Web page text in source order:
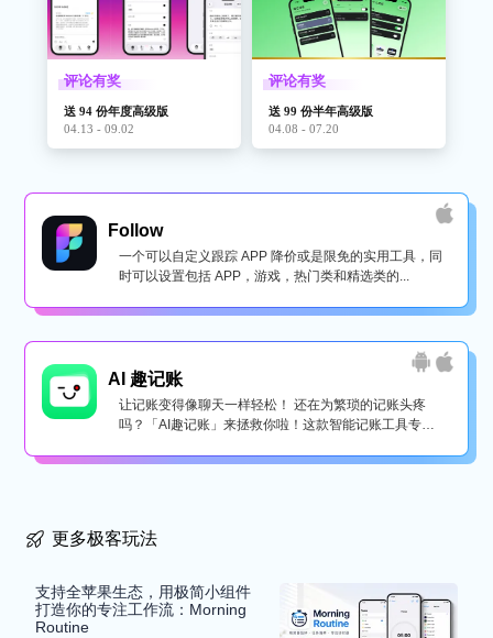
评论有奖
送 94 份年度高级版
04.13 - 09.02
评论有奖
送 99 份半年高级版
04.08 - 07.20
Follow
一个可以自定义跟踪 APP 降价或是限免的实用工具，同
时可以设置包括 APP，游戏，热门类和精选类的...
AI 趣记账
让记账变得像聊天一样轻松！ 还在为繁琐的记账头疼
吗？「AI趣记账」来拯救你啦！这款智能记账工具专为
更多极客玩法
支持全苹果生态，用极简小组件
打造你的专注工作流：Morning
Routine